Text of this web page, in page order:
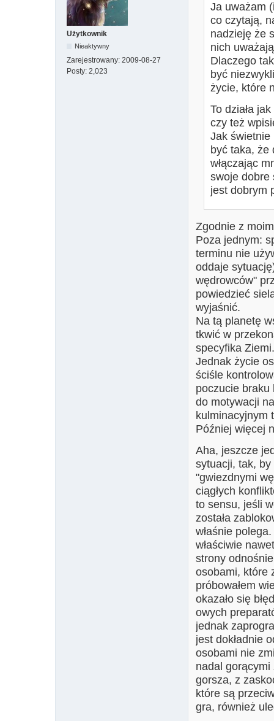
Użytkownik
Nieaktywny
Zarejestrowany: 2009-08-27
Posty: 2,023
Ja uważam
co czytają,
nadzieję że
nich
Dlaczego
być
życie, które
To działa
czy też
Jak świetnie
być taka, że
włączając
swoje dobre
jest dobrym
Zgodnie z
Poza jednym:
terminu nie
oddaje
wędrowców"
powiedzieć
wyjaśnić.
Na tą planetę
tkwić w
specyfika
Jednak życie
ściśle
poczucie braku
do motywacji
kulminacyjnym
Później więcej
Aha, jeszcze
sytuacji, tak,
"gwiezdnymi
ciągłych
to sensu, jeśli
została
właśnie
właściwie
strony
osobami, które
próbowałem
okazało się
owych
jednak
jest dokładnie
osobami nie
nadal
gorsza, z
które są
gra, również